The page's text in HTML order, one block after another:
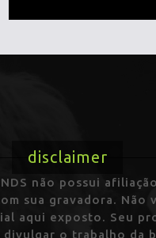
disclaimer
não possui
sua gravadora. Não
aqui exposto. Seu
divulgar o trabalho da